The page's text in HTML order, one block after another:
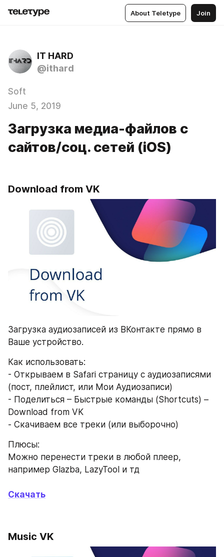
About Teletype Join
IT HARD
@ithard
Soft
June 5, 2019
Загрузка медиа-файлов с
сайтов/соц. сетей (iOS)
Download from VK
Загрузка аудиозаписей из ВКонтакте прямо в
Ваше устройство.
Как использовать:
- Открываем в Safari страницу с аудиозаписями
(пост, плейлист, или Мои Аудиозаписи)
- Поделиться – Быстрые команды (Shortcuts) –
Download from VK
- Скачиваем все треки (или выборочно)
Плюсы:
Можно перенести треки в любой плеер,
например Glazba, LazyTool и тд
Скачать
Music VK